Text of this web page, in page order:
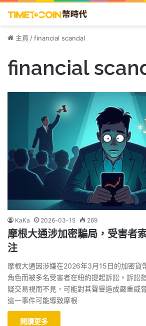
主頁 /financial scandal
financial
KaKa 2026-03-15 269
摩根大通涉加密騙局，受害者
注
摩根大通因涉嫌在2026年3月15日的加密貨
角色而被多名受害者在紐約提起訴訟。訴訟
疑交易視而不見，可能對其聲譽造成嚴重威
這一事件可能導致摩根
閱讀更多